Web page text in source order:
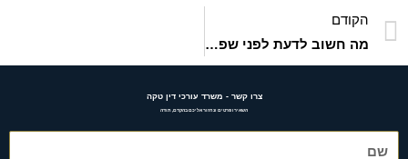
הקודם
מה חשוב לדעת לפני שפונים לעו"ד דיני משפחה?
צרו קשר - משרד עורכי דין טקה
השאירו פרטים ונחזור אליכם בהקדם, תודה